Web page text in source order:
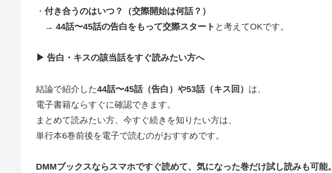
・付き合うのはいつ？（交際開始は何話？）
→ 44話〜45話の告白をもって交際スタート と考えてOKです。
▶ 告白・キスの該当話をすぐ読みたい方へ
結論で紹介した44話〜45話（告白）や53話（キス回） は、
電子書籍ならすぐに確認できます。
まとめて読みたい方、今すぐ続きを知りたい方は、
単行本6巻前後を電子で読むのがおすすめです。
DMMブックスならスマホですぐ読めて、気になった巻だけ試し読みも可能。